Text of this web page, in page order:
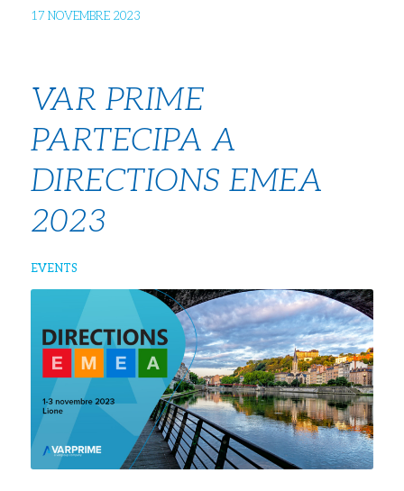
17 NOVEMBRE 2023
VAR PRIME
PARTECIPA A
DIRECTIONS EMEA
2023
EVENTS